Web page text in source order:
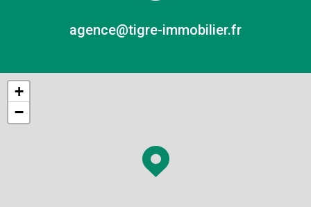
agence@tigre-immobilier.fr
+
−